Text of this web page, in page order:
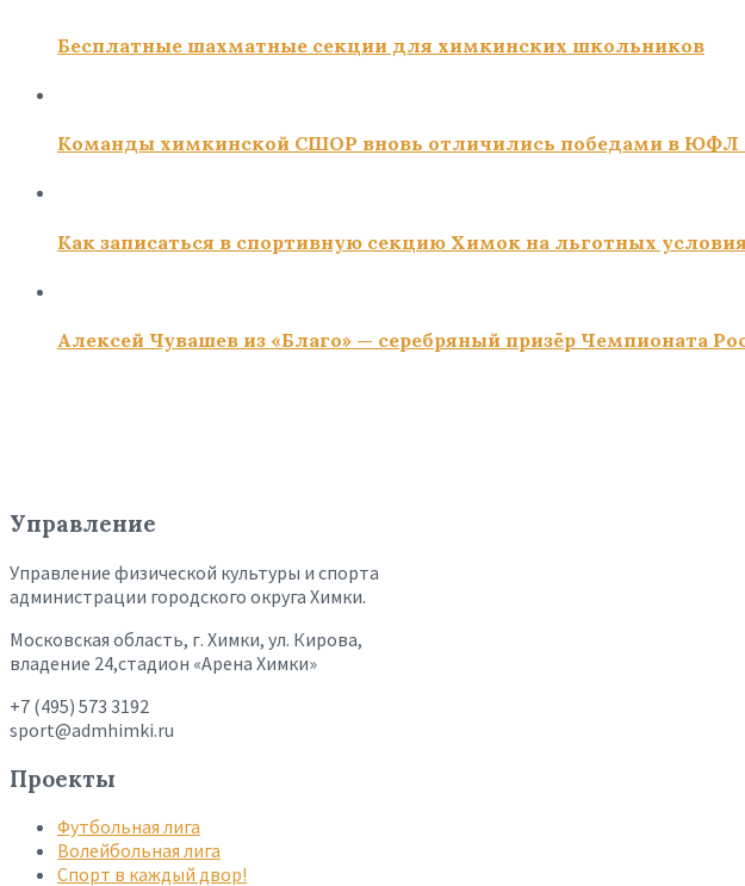
Бесплатные шахматные секции для химкинских школьников
Команды химкинской СШОР вновь отличились победами в ЮФЛ
Как записаться в спортивную секцию Химок на льготных
Алексей Чувашев из «Благо» — серебряный призёр Чемпионата
Управление
Управление физической культуры и спорта
администрации городского округа Химки.
Московская область, г. Химки, ул. Кирова,
владение 24,стадион «Арена Химки»
+7 (495) 573 3192
sport@admhimki.ru
Проекты
Футбольная лига
Волейбольная лига
Спорт в каждый двор!